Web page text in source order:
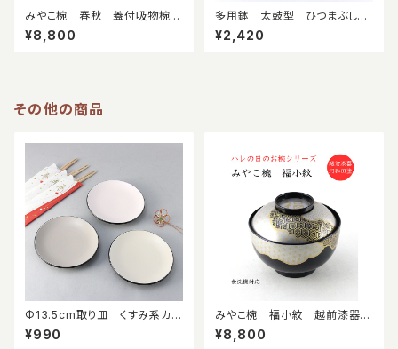
みやこ椀 春秋 蓋付吸物椀
食洗機対応 料亭 旅館 懐
石椀 ハレの日 祝い椀 越前
¥8,800
多用鉢 太鼓型 ひつまぶし
麺鉢 丼鉢 曙塗り 根来塗
り 日本製 漆器 うどん鉢
¥2,420
その他の商品
Φ13.5cm取り皿 くすみ系カラ
ー
¥990
みやこ椀 福小紋 越前漆器
蓋付吸物椀 食洗機対応 伝
統文様柄 料亭 旅館 懐石
¥8,800